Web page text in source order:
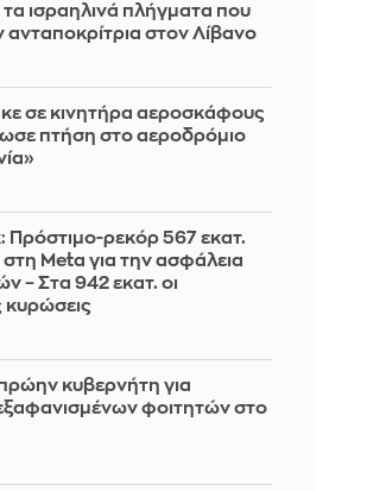
ισραηλινά πλήγματα που
στον Λίβανο
σε κινητήρα αεροσκάφους
πτήση στο αεροδρόμιο
Πρόστιμο-ρεκόρ 567 εκατ.
Meta για την ασφάλεια
– Στα 942 εκατ. οι
κυρώσεις
κυβερνήτη για
φοιτητών στο